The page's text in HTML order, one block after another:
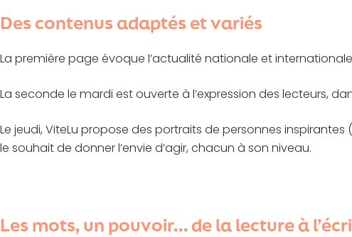
Des contenus adaptés et variés
La première page évoque l’actualité nationale et
La seconde le mardi est ouverte à l’expression des lecteurs,
Le jeudi, ViteLu propose des portraits de personnes
le souhait de donner l’envie d’agir, chacun à son niveau.
Les mots, un pouvoir… de la lecture à